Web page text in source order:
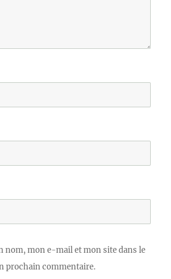
nom, mon e-mail et mon site dans le
prochain commentaire.